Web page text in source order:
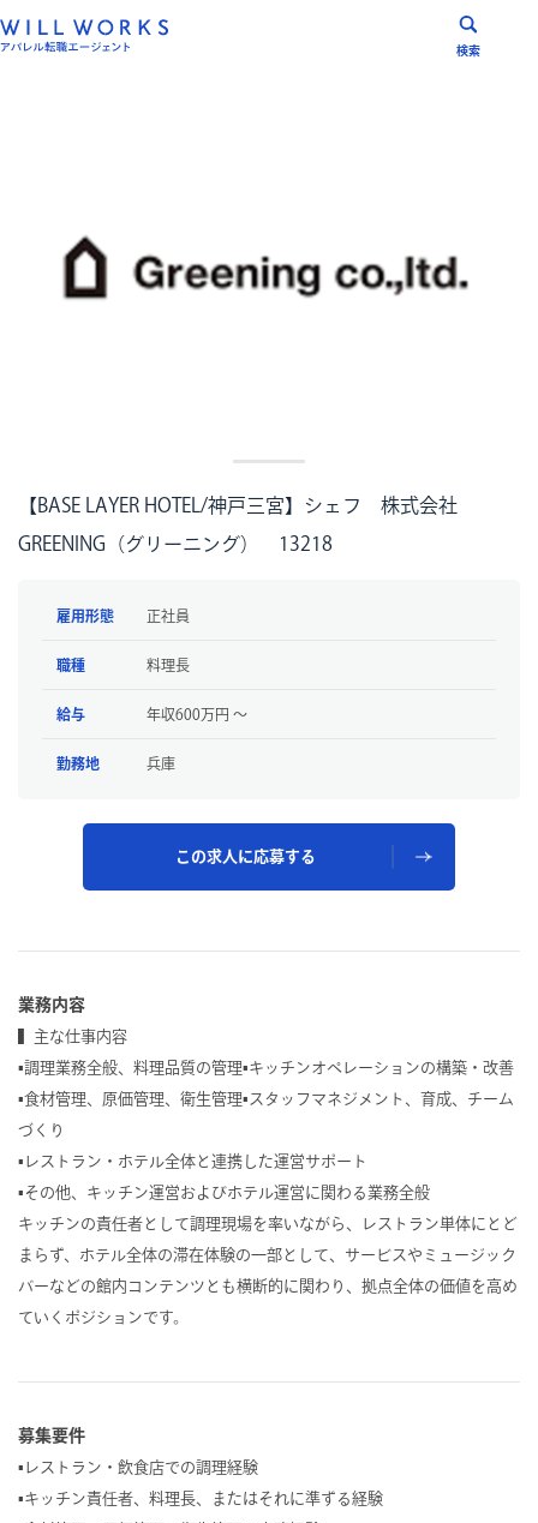
ン
検索
【BASE LAYER HOTEL/神戸三宮】シェフ 株式会社
GREENING（グリーニング） 13218
雇用形態 正社員
職種 料理長
給与 年収600万円 〜
勤務地 兵庫
この求人に応募する
業務内容
▍主な仕事内容
▪︎調理業務全般、料理品質の管理▪︎キッチンオペレーションの構築・改善
▪︎食材管理、原価管理、衛生管理▪︎スタッフマネジメント、育成、チーム
づくり
▪︎レストラン・ホテル全体と連携した運営サポート
▪︎その他、キッチン運営およびホテル運営に関わる業務全般
キッチンの責任者として調理現場を率いながら、レストラン単体にとど
まらず、ホテル全体の滞在体験の一部として、サービスやミュージック
バーなどの館内コンテンツとも横断的に関わり、拠点全体の価値を高め
ていくポジションです。
募集要件
▪︎レストラン・飲食店での調理経験
▪︎キッチン責任者、料理長、またはそれに準ずる経験